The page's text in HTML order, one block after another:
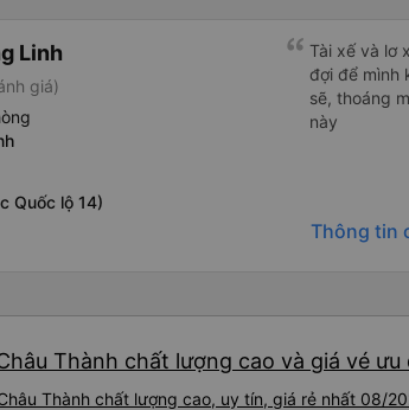
Linh
giá)
Quốc lộ 14)
Tài xế và lơ
đợi để mình
sẽ, thoáng
này
Thông tin
Thành chất lượng cao và giá vé ưu
Thành chất lượng cao, uy tín, giá rẻ nhất 08/